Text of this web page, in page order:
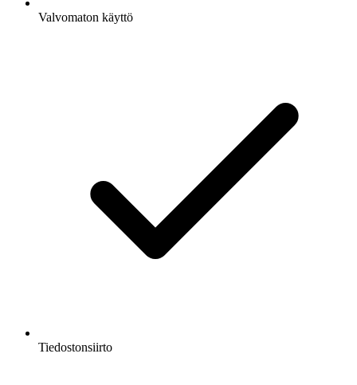
Valvomaton käyttö
Tiedostonsiirto